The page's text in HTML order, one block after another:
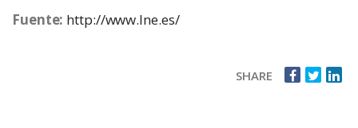
Fuente: http://www.lne.es/
SHARE